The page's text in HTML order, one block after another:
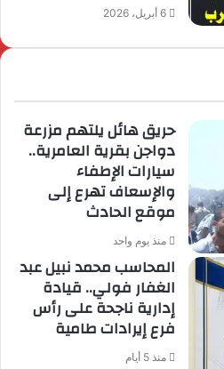
6 أبريل، 2026
حريق هائل يلتهم مزرعة
دواجن بقرية العامرية..
سيارات الإطفاء
والإسعاف تهرع إلى
موقع الحادث
منذ يوم واحد
المحاسب محمد نبيل عبد
الغفار فولي.. قيادة
إدارية ناجحة على رأس
فرع إيرادات طامية
منذ 5 أيام